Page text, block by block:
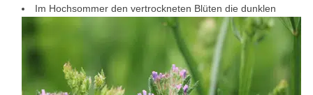
Im Hochsommer den vertrockneten Blüten die dunklen